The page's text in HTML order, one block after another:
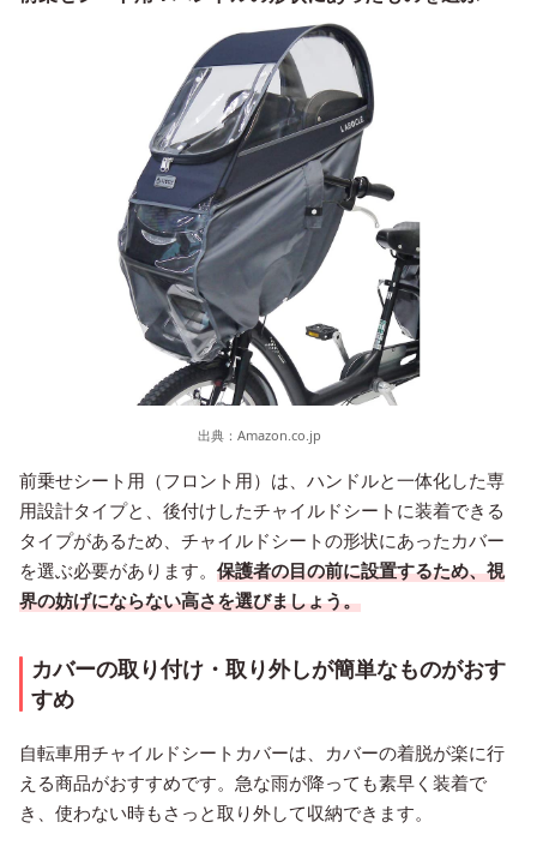
出典： Amazon.co.jp
前乗せシート用（フロント用）は、ハンドルと一体化した専
用設計タイプと、後付けしたチャイルドシートに装着できる
タイプがあるため、チャイルドシートの形状にあったカバー
を選ぶ必要があります。 保護者の目の前に設置するため、視
界の妨げにならない高さを選びましょう。
カバーの取り付け・取り外しが簡単なものがおす
すめ
自転車用チャイルドシートカバーは、カバーの着脱が楽に行
える商品がおすすめです。急な雨が降っても素早く装着で
き、使わない時もさっと取り外して収納できます。